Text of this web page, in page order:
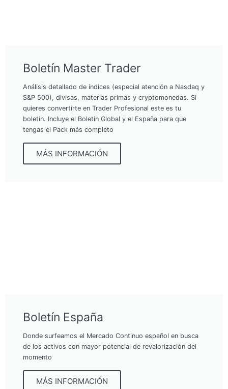
Boletín Master Trader
Análisis detallado de índices (especial atención a Nasdaq y
S&P 500), divisas, materias primas y cryptomonedas. Si
quieres convertirte en Trader Profesional este es tu
boletín. Incluye el Boletín Global y el España para que
tengas el Pack más completo
MÁS INFORMACIÓN
Boletín España
Donde surfeamos el Mercado Continuo español en busca
de los activos con mayor potencial de revalorización del
momento
MÁS INFORMACIÓN